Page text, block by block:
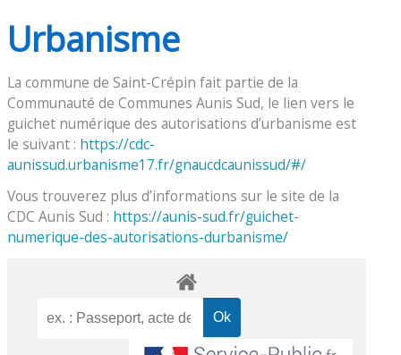
Urbanisme
La commune de Saint-Crépin fait partie de la
Communauté de Communes Aunis Sud, le lien vers le
guichet numérique des autorisations d’urbanisme est
le suivant : https://cdc-
aunissud.urbanisme17.fr/gnaucdcaunissud/#/
Vous trouverez plus d’informations sur le site de la
CDC Aunis Sud : https://aunis-sud.fr/guichet-
numerique-des-autorisations-durbanisme/